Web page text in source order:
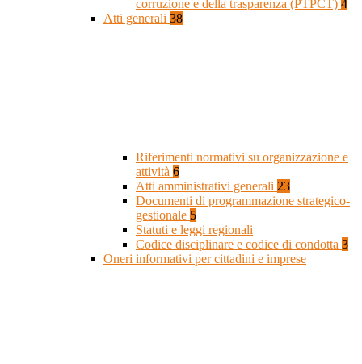
corruzione e della trasparenza (PTPCT) 4
Atti generali 38
Riferimenti normativi su organizzazione e
attività 6
Atti amministrativi generali 23
Documenti di programmazione strategico-
gestionale 5
Statuti e leggi regionali
Codice disciplinare e codice di condotta 3
Oneri informativi per cittadini e imprese